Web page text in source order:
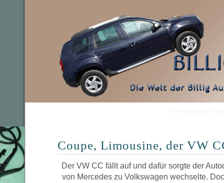
Coupe, Limousine, der VW
Der VW CC fällt auf und dafür sorgte der
von Mercedes zu Volkswagen wechselte.